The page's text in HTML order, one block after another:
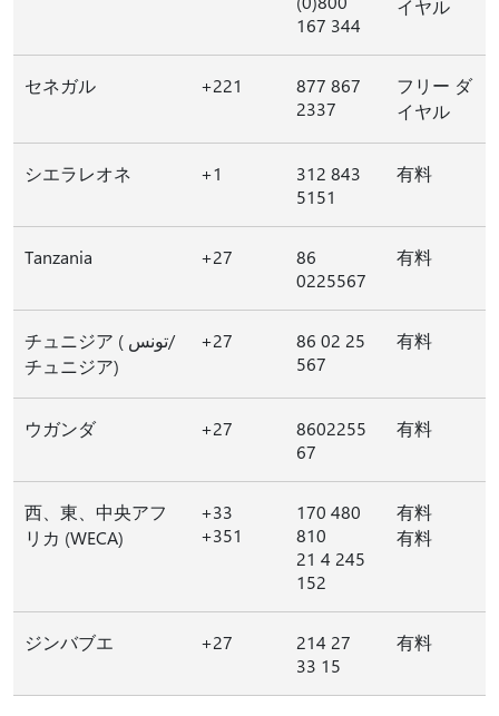
167 344
イヤル
セネガル +221
877 867
2337
フリー ダ
イヤル
シエラレオネ +1
312 843
5151
有料
Tanzania +27
86
0225567
有料
チュニジア ( تونس/
チュニジア)
+27
86 02 25
567
有料
ウガンダ +27
8602255
67
有料
西、東、中央アフ
リカ (WECA)
+33
+351
170 480
810
21 4 245
152
有料
有料
ジンバブエ +27
214 27
33 15
有料